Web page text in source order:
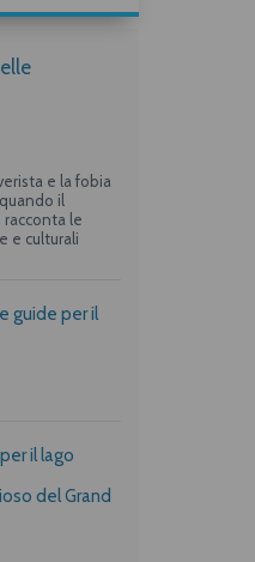
e la fobia
il
le
e culturali
guide per il
il lago
del Grand